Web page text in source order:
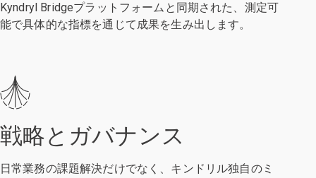
Kyndryl Bridgeプラットフォームと同期された、測定可
能で具体的な指標を通じて成果を生み出します。
戦略とガバナンス
日常業務の課題解決だけでなく、キンドリル独自のミ